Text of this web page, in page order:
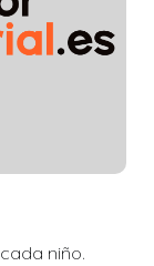
niño.